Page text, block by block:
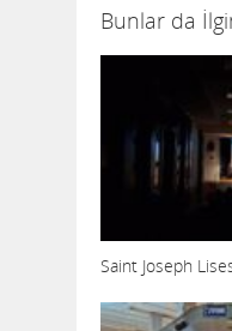
Bunlar da
Saint Joseph